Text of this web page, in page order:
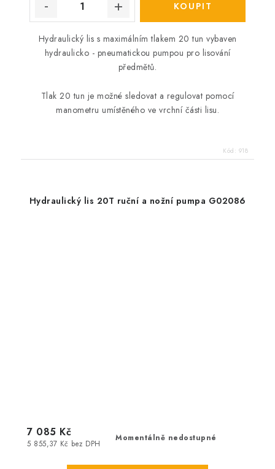
Hydraulický lis s maximálním tlakem 20 tun vybaven
hydraulicko - pneumatickou pumpou pro lisování
předmětů.
Tlak 20 tun je možné sledovat a regulovat pomocí
manometru umístěného ve vrchní části lisu.
Kód: 918
Hydraulický lis 20T ruční a nožní pumpa G02086
Momentálně nedostupné
5 855,37 Kč bez DPH
7 085 Kč